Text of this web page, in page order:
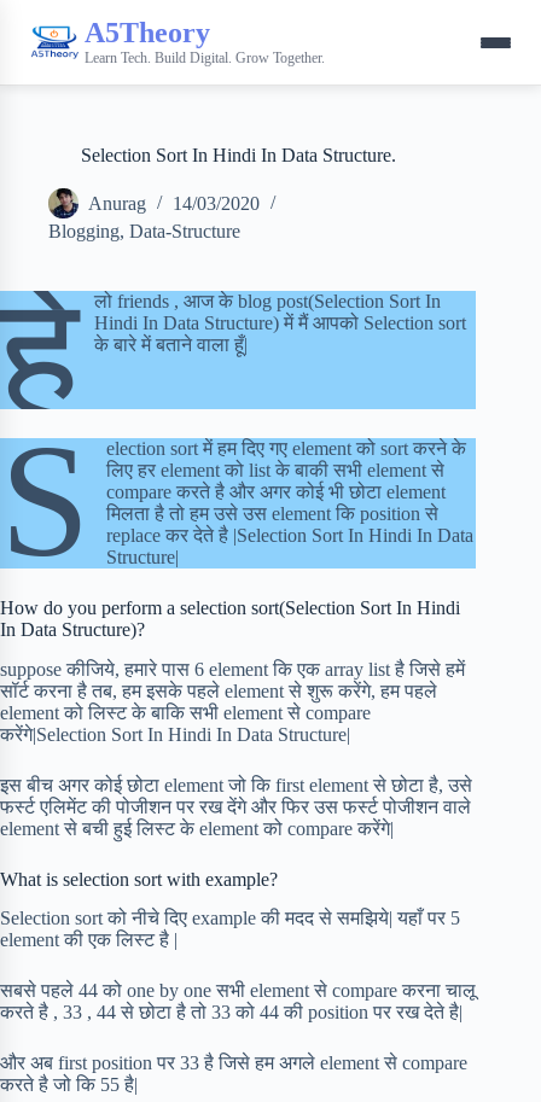
A5Theory
Learn Tech. Build Digital. Grow Together.
Selection Sort In Hindi In Data Structure.
Anurag
14/03/2020
Blogging, Data-Structure
हे
लो friends , आज के blog post(Selection Sort In
Hindi In Data Structure) में मैं आपको Selection sort
के बारे में बताने वाला हूँ|
S
election sort में हम दिए गए element को sort करने के
लिए हर element को list के बाकी सभी element से
compare करते है और अगर कोई भी छोटा element
मिलता है तो हम उसे उस element कि position से
replace कर देते है |Selection Sort In Hindi In Data
Structure|
How do you perform a selection sort(Selection Sort In Hindi
In Data Structure)?
suppose कीजिये, हमारे पास 6 element कि एक array list है जिसे हमें
सॉर्ट करना है तब, हम इसके पहले element से शुरू करेंगे, हम पहले
element को लिस्ट के बाकि सभी element से compare
करेंगे|Selection Sort In Hindi In Data Structure|
इस बीच अगर कोई छोटा element जो कि first element से छोटा है, उसे
फर्स्ट एलिमेंट की पोजीशन पर रख देंगे और फिर उस फर्स्ट पोजीशन वाले
element से बची हुई लिस्ट के element को compare करेंगे|
What is selection sort with example?
Selection sort को नीचे दिए example की मदद से समझिये| यहाँ पर 5
element की एक लिस्ट है |
सबसे पहले 44 को one by one सभी element से compare करना चालू
करते है , 33 , 44 से छोटा है तो 33 को 44 की position पर रख देते है|
और अब first position पर 33 है जिसे हम अगले element से compare
करते है जो कि 55 है|